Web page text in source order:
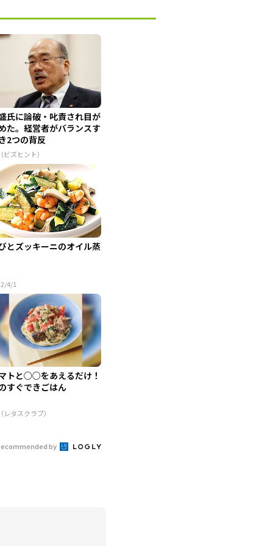
氏に論破・叱責され目が
た。経営者がバランスす
2つの背反
ビズヒント）
とズッキーニのオイル蒸
4/1
トと○○をあえるだけ！
すぐできごはん
レタスクラブ）
by